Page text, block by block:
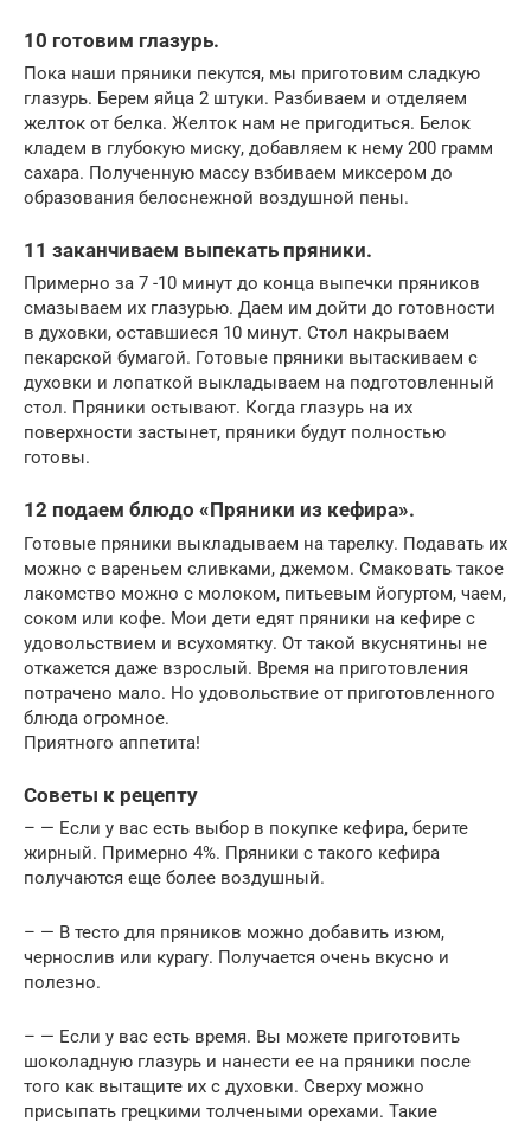
10 готовим глазурь.
Пока наши пряники пекутся, мы приготовим сладкую
глазурь. Берем яйца 2 штуки. Разбиваем и отделяем
желток от белка. Желток нам не пригодиться. Белок
кладем в глубокую миску, добавляем к нему 200 грамм
сахара. Полученную массу взбиваем миксером до
образования белоснежной воздушной пены.
11 заканчиваем выпекать пряники.
Примерно за 7 -10 минут до конца выпечки пряников
смазываем их глазурью. Даем им дойти до готовности
в духовки, оставшиеся 10 минут. Стол накрываем
пекарской бумагой. Готовые пряники вытаскиваем с
духовки и лопаткой выкладываем на подготовленный
стол. Пряники остывают. Когда глазурь на их
поверхности застынет, пряники будут полностью
готовы.
12 подаем блюдо «Пряники из кефира».
Готовые пряники выкладываем на тарелку. Подавать их
можно с вареньем сливками, джемом. Смаковать такое
лакомство можно с молоком, питьевым йогуртом, чаем,
соком или кофе. Мои дети едят пряники на кефире с
удовольствием и всухомятку. От такой вкуснятины не
откажется даже взрослый. Время на приготовления
потрачено мало. Но удовольствие от приготовленного
блюда огромное.
Приятного аппетита!
Советы к рецепту
– — Если у вас есть выбор в покупке кефира, берите
жирный. Примерно 4%. Пряники с такого кефира
получаются еще более воздушный.
– — В тесто для пряников можно добавить изюм,
чернослив или курагу. Получается очень вкусно и
полезно.
– — Если у вас есть время. Вы можете приготовить
шоколадную глазурь и нанести ее на пряники после
того как вытащите их с духовки. Сверху можно
присыпать грецкими толчеными орехами. Такие